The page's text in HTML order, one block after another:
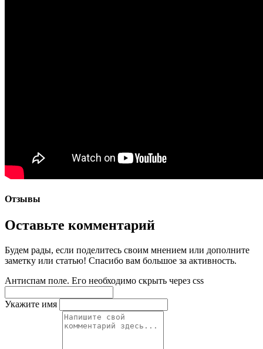
Отзывы
Оставьте комментарий
Будем рады, если поделитесь своим мнением или дополните
заметку или статью! Спасибо вам большое за активность.
Антиспам поле. Его необходимо скрыть через css
Укажите имя